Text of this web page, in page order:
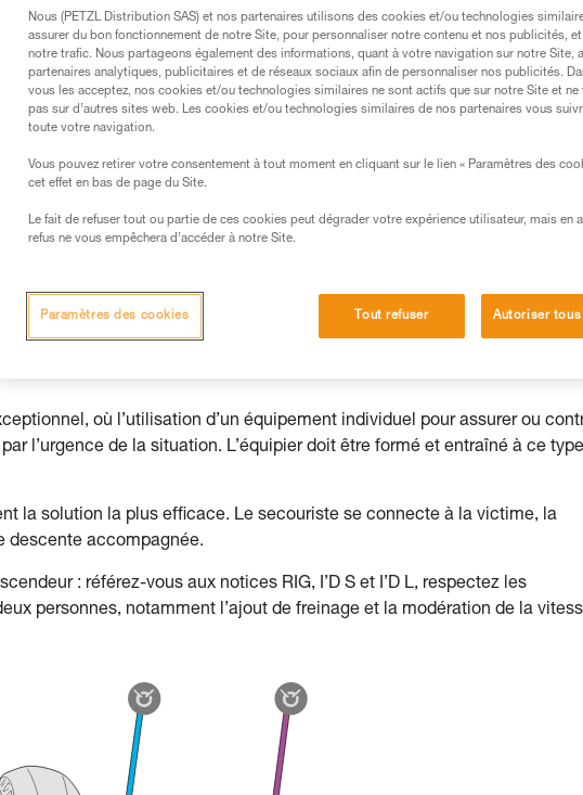
techniques des produits utilisés dans ce conseil avant de le
les informations de la notice technique pour pouvoir
une formation et un entraînement spécifique. Validez avec
refaire la manipulation, seul, en toute sécurité, avant de la
techniques liées à votre activité. Il peut en exister d’autres que
où l’utilisation d’un équipement individuel pour assurer ou
l’urgence de la situation. L’équipier doit être formé et entraîné à ce
la solution la plus efficace. Le secouriste se connecte à la victime, la
descente accompagnée.
: référez-vous aux notices RIG, I’D S et I’D L, respectez les
personnes, notamment l’ajout de freinage et la modération de la
Nous (PETZL Distribution SAS) et nos partenaires utilisons des cookies et/ou technologies
assurer du bon fonctionnement de notre Site, pour personnaliser notre contenu et nos publicités,
notre trafic. Nous partageons également des informations, quant à votre navigation sur notre Site,
partenaires analytiques, publicitaires et de réseaux sociaux afin de personnaliser nos publicités.
vous les acceptez, nos cookies et/ou technologies similaires ne sont actifs que sur notre Site et ne
pas sur d’autres sites web. Les cookies et/ou technologies similaires de nos partenaires vous
toute votre navigation.
Vous pouvez retirer votre consentement à tout moment en cliquant sur le lien « Paramètres des
cet effet en bas de page du Site.
Le fait de refuser tout ou partie de ces cookies peut dégrader votre expérience utilisateur, mais en
refus ne vous empêchera d’accéder à notre Site.
Tout refuser Autoriser
Paramètres des cookies